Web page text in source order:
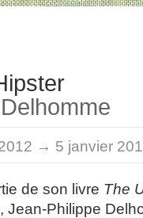
→ 5 janvier
de son livre The
Jean-Philippe